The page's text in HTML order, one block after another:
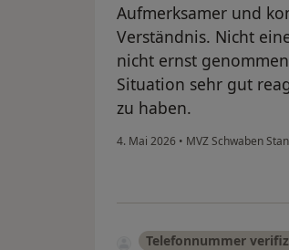
Aufmerksamer und
Verständnis. Nicht
nicht ernst
Situation sehr gut
zu haben.
4. Mai 2026 • MVZ Schwaben
Telefonnummer